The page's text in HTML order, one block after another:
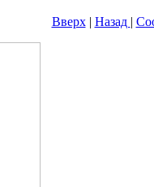
Вверх| Назад |